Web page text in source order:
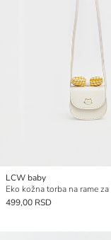
LCW baby
Eko kožna torba na rame
499,00 RSD